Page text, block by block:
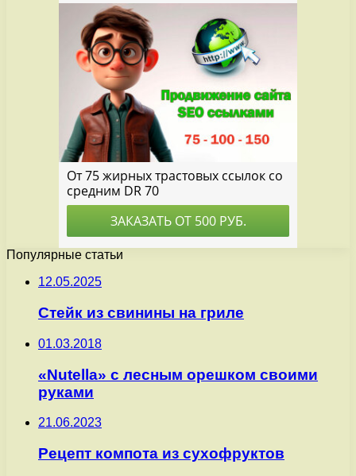
Популярные статьи
12.05.2025
Стейк из свинины на гриле
01.03.2018
«Nutella» с лесным орешком своими
руками
21.06.2023
Рецепт компота из сухофруктов